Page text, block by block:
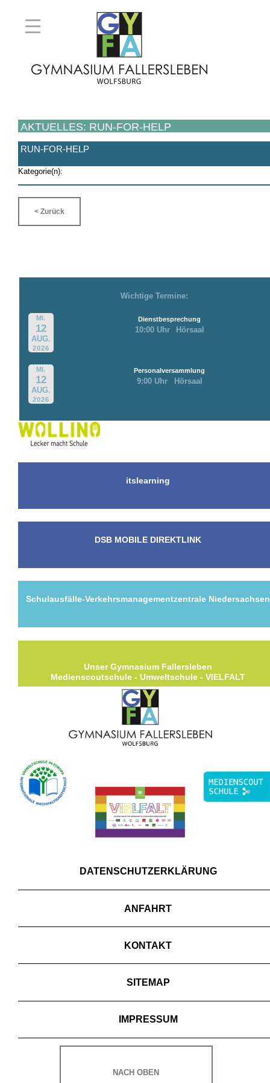
AKTUELLES: RUN-FOR-HELP
RUN-FOR-HELP
Kategorie(n):
< Zurück
Wichtige Termine:
MI.
12
AUG.
2026
Dienstbesprechung
10:00 Uhr Hörsaal
MI.
12
AUG.
2026
Personalversammlung
9:00 Uhr Hörsaal
itslearning
DSB MOBILE DIREKTLINK
Schulausfälle-Verkehrsmanagementzentrale Niedersachsen
Unser Gymnasium Fallersleben
Medienscoutschule - Umweltschule - VIELFALT
DATENSCHUTZERKLÄRUNG
ANFAHRT
KONTAKT
SITEMAP
IMPRESSUM
NACH OBEN